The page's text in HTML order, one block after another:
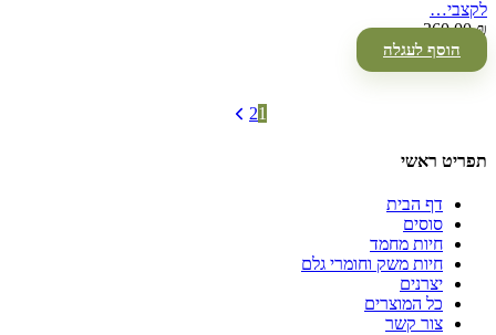
לקצבי…
360.00₪
הוסף לעגלה
1
2
תפריט ראשי
דף הבית
סוסים
חיות מחמד
חיות משק וחומרי גלם
יצרנים
כל המוצרים
צור קשר